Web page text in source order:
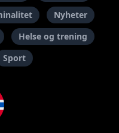
Nyheter
Helse og trening
Sport